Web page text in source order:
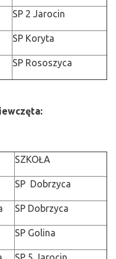
SP 2 Jarocin
SP Koryta
SP Rososzyca
SZKOŁA
SP Dobrzyca
SP Dobrzyca
SP Golina